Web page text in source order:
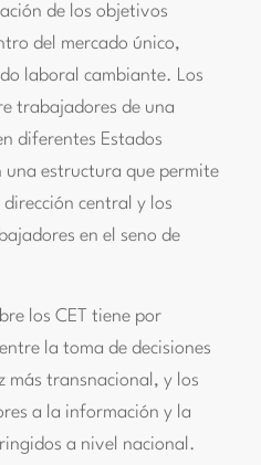
de los objetivos
del mercado único,
laboral cambiante. Los
trabajadores de una
diferentes Estados
una estructura que permite
central y los
en el seno de
los CET tiene por
la toma de decisiones
más transnacional, y los
a la información y la
a nivel nacional.